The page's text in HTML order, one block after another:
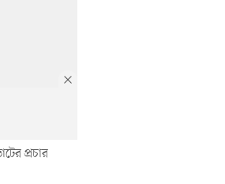
প্রচার